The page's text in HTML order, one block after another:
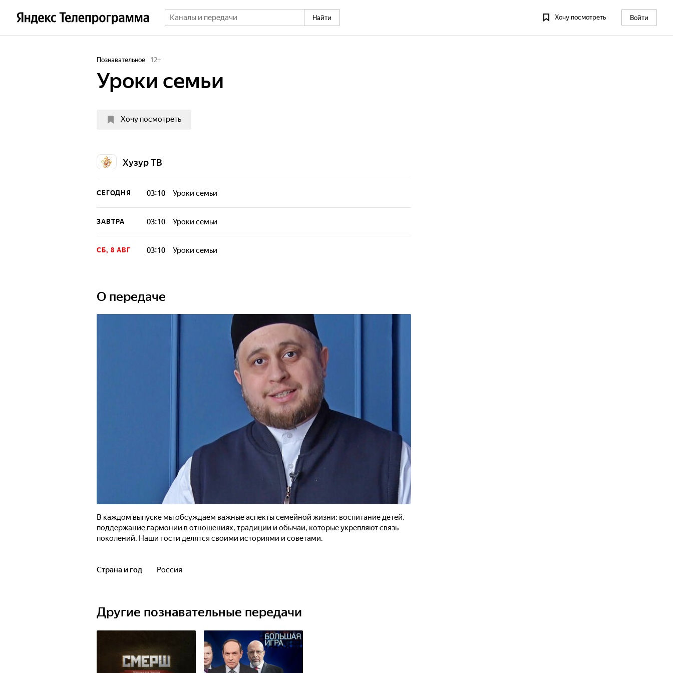
Найти Хочу посмотреть Войти
Познавательное 12+
Уроки семьи
Хочу посмотреть
Хузур ТВ
СЕГОДНЯ 03:10 Уроки семьи
ЗАВТРА 03:10 Уроки семьи
СБ, 8 АВГ 03:10 Уроки семьи
О передаче
В каждом выпуске мы обсуждаем важные аспекты семейной жизни: воспитание детей,
поддержание гармонии в отношениях, традиции и обычаи, которые укрепляют связь
поколений. Наши гости делятся своими историями и советами.
Страна и год Россия
Другие познавательные передачи